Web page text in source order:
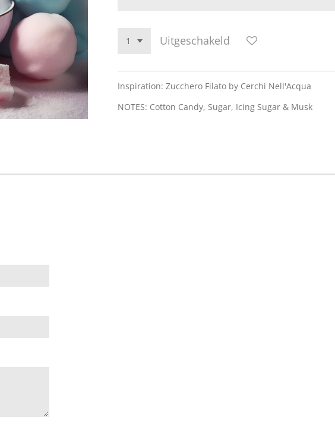
Uitgeschakeld
Inspiration: Zucchero Filato by Cerchi Nell'Acqua
NOTES: Cotton Candy, Sugar, Icing Sugar & Musk